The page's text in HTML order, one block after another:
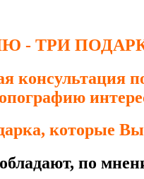
- ТРИ
консультация
которые Вы
по